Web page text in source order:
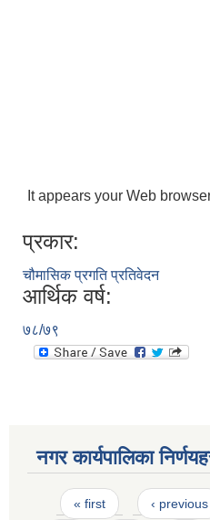
It appears your Web
प्रकार:
चौमासिक प्रगति प्रतिवेदन
आर्थिक वर्ष:
७८/७९
नगर कार्यपालिका
Pages
« first ‹ previous